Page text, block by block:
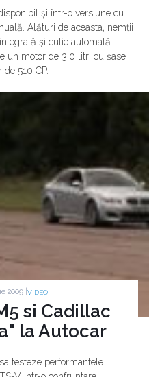
și într-o versiune cu
Alături de aceasta, nemții
și cutie automată.
un motor de 3.0 litri cu șase
510 CP.
2009 | VIDEO
si Cadillac
la Autocar
testeze performantele